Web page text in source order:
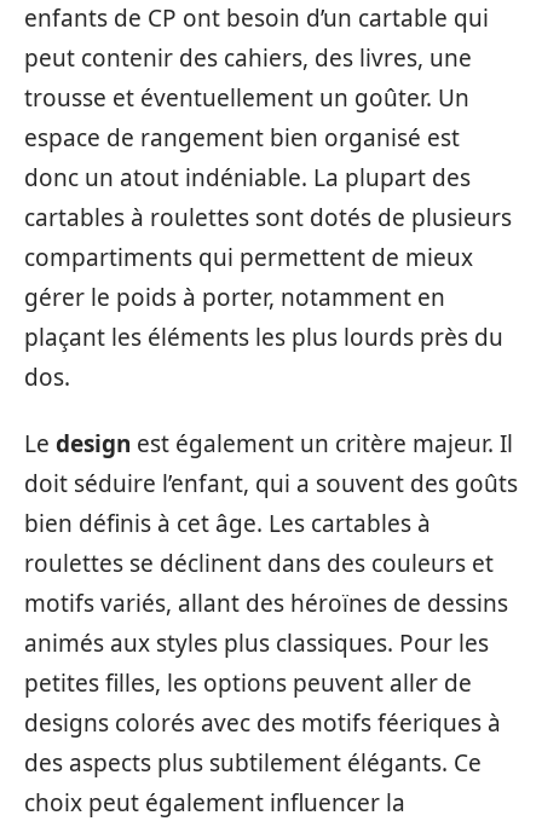
enfants de CP ont besoin d’un cartable qui
peut contenir des cahiers, des livres, une
trousse et éventuellement un goûter. Un
espace de rangement bien organisé est
donc un atout indéniable. La plupart des
cartables à roulettes sont dotés de plusieurs
compartiments qui permettent de mieux
gérer le poids à porter, notamment en
plaçant les éléments les plus lourds près du
dos.
Le design est également un critère majeur. Il
doit séduire l’enfant, qui a souvent des goûts
bien définis à cet âge. Les cartables à
roulettes se déclinent dans des couleurs et
motifs variés, allant des héroïnes de dessins
animés aux styles plus classiques. Pour les
petites filles, les options peuvent aller de
designs colorés avec des motifs féeriques à
des aspects plus subtilement élégants. Ce
choix peut également influencer la